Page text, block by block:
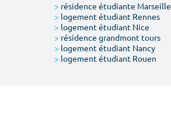
> résidence étudiante Marseille
> logement étudiant Rennes
> logement étudiant Nice
> résidence grandmont tours
> logement étudiant Nancy
> logement étudiant Rouen